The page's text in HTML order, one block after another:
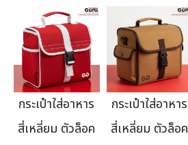
กระเป๋าใส่อาหาร
สี่เหลี่ยม ตัวล็อค
กระเป๋าใส่อาหาร
สี่เหลี่ยม ตัวล็อค